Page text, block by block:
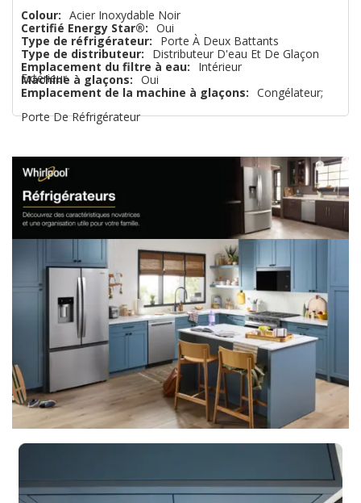
plus
que
Colour: Acier Inoxydable Noir
Certifié Energy Star®: Oui
Type de réfrigérateur:
Porte À Deux Battants
Type de distributeur:
Distributeur D'eau Et De Glaçon
Extérieur
Emplacement du filtre à eau:
Intérieur
Machine à glaçons: Oui
Emplacement de la machine à glaçons: Congélateur;
Porte De Réfrigérateur